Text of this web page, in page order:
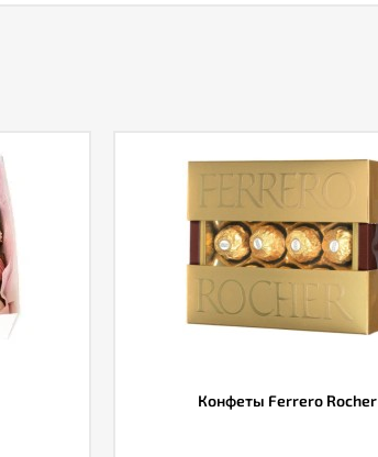
Конфеты Ferrero Rocher